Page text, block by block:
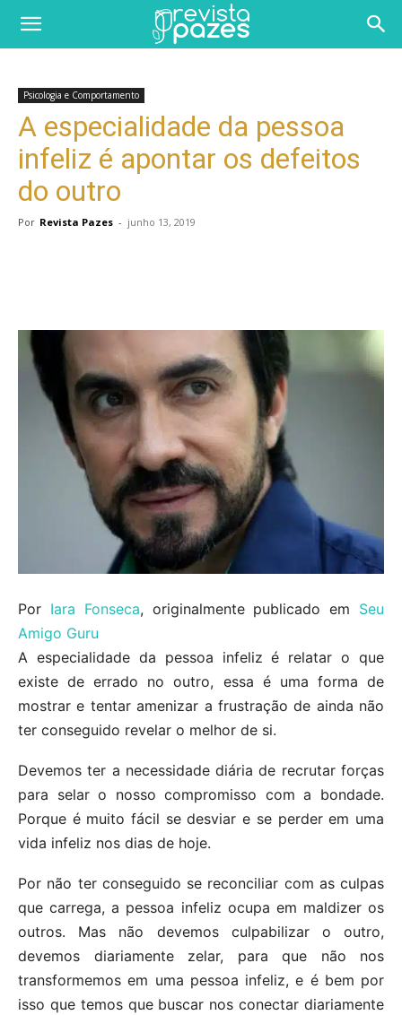
Psicologia e Comportamento
A especialidade da pessoa
infeliz é apontar os defeitos
do outro
Por Revista Pazes - junho 13, 2019
Por Iara Fonseca, originalmente publicado em Seu
Amigo Guru
A especialidade da pessoa infeliz é relatar o que
existe de errado no outro, essa é uma forma de
mostrar e tentar amenizar a frustração de ainda não
ter conseguido revelar o melhor de si.
Devemos ter a necessidade diária de recrutar forças
para selar o nosso compromisso com a bondade.
Porque é muito fácil se desviar e se perder em uma
vida infeliz nos dias de hoje.
Por não ter conseguido se reconciliar com as culpas
que carrega, a pessoa infeliz ocupa em maldizer os
outros. Mas não devemos culpabilizar o outro,
devemos diariamente zelar, para que não nos
transformemos em uma pessoa infeliz, e é bem por
isso que temos que buscar nos conectar diariamente